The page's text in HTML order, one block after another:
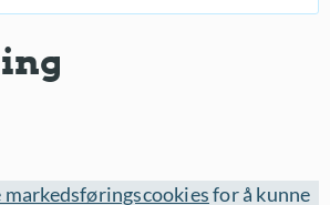
markedsføringscookiesfor å kunne